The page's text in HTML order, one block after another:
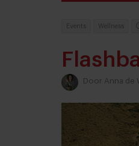
Events Wellness
Door Anna de